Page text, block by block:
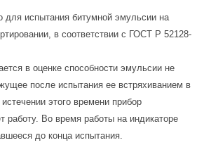
для испытания битумной эмульсии на
в соответствии с ГОСТ Р 52128-
в оценке способности эмульсии не
после испытания ее встряхиванием в
этого времени прибор
работу. Во время работы на индикаторе
до конца испытания.